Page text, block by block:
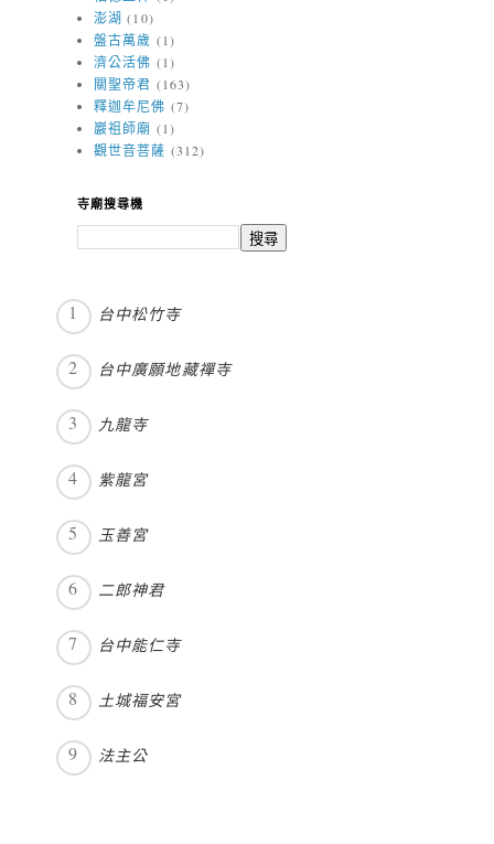
澎湖 (10)
盤古萬歲 (1)
濟公活佛 (1)
關聖帝君 (163)
釋迦牟尼佛 (7)
巖祖師廟 (1)
觀世音菩薩 (312)
寺廟搜尋機
台中松竹寺
台中廣願地藏禪寺
九龍寺
紫龍宮
玉善宮
二郎神君
台中能仁寺
土城福安宮
法主公